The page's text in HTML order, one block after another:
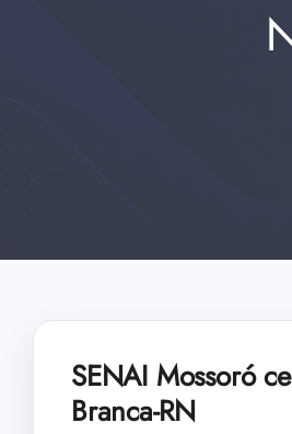
SENAI Mossoró
Branca-RN